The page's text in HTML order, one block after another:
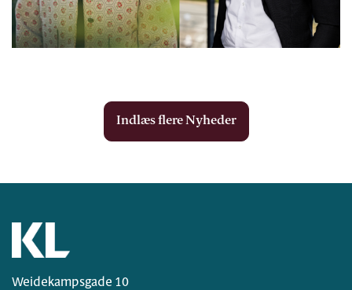
Indlæs flere Nyheder
Weidekampsgade 10